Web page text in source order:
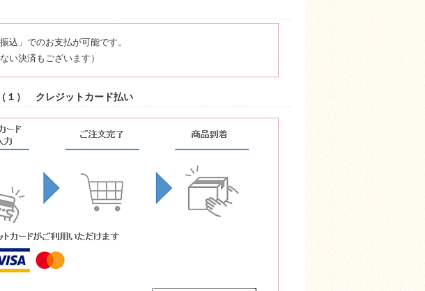
込」でのお支払が可能です。
い決済もございます）
１） クレジットカード払い